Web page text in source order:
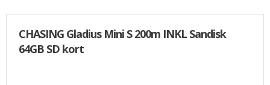
CHASING Gladius Mini S 200m INKL Sandisk
64GB SD kort